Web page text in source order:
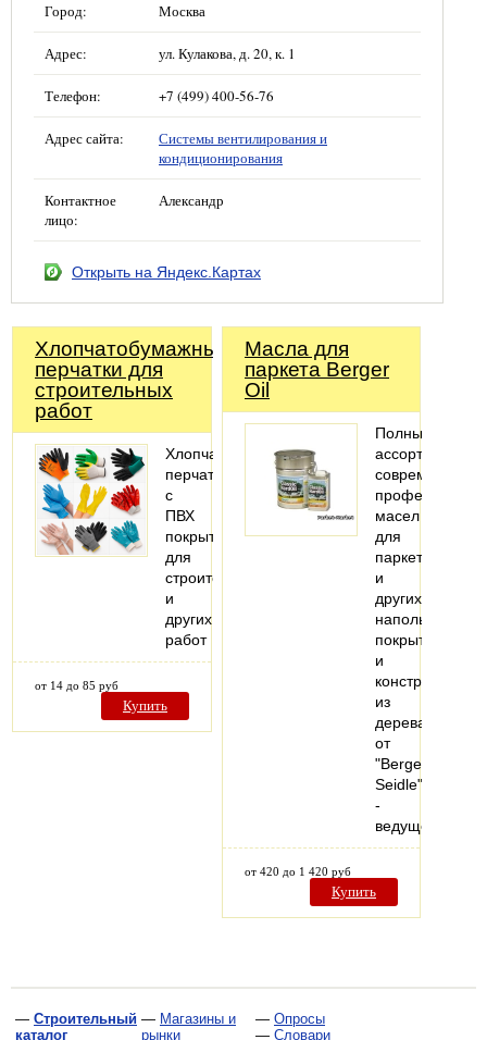
Город: Москва
Адрес: ул. Кулакова, д. 20, к. 1
Телефон: +7 (499) 400-56-76
Адрес сайта:
Системы вентилирования и
кондиционирования
Контактное
лицо:
Александр
Открыть на Яндекс.Картах
Хлопчатобумажные
перчатки для
строительных
работ
Хлопчатобумажные
перчатки
с
ПВХ
покрытием
для
строительных
и
других
работ
от 14 до 85 руб
Купить
Масла для
паркета Berger
Oil
Полный
ассортимент
современных
масел
для
паркета
и
других
напольных
покрытий
и
конструкций
из
дерева
от
"Berger-
Seidle"
-
ведущего…
от 420 до 1 420 руб
Купить
— Строительный
каталог
— Магазины и
рынки
— Опросы
— Словари